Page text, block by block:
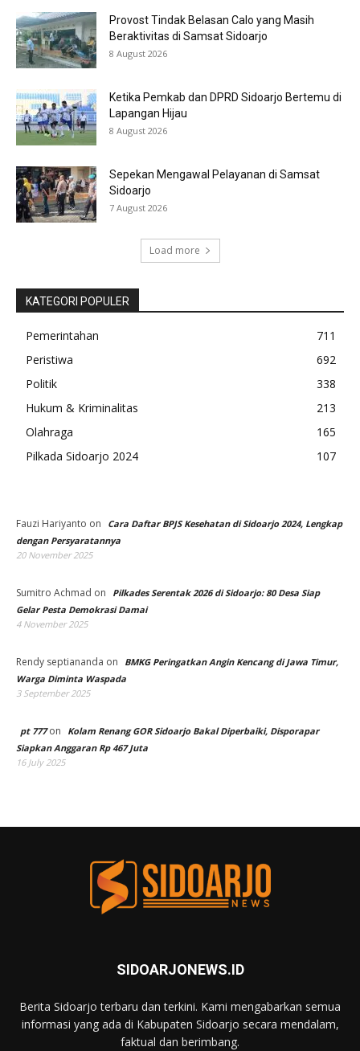
Provost Tindak Belasan Calo yang Masih
Beraktivitas di Samsat Sidoarjo
8 August 2026
Ketika Pemkab dan DPRD Sidoarjo Bertemu di
Lapangan Hijau
8 August 2026
Sepekan Mengawal Pelayanan di Samsat
Sidoarjo
7 August 2026
Load more
KATEGORI POPULER
Pemerintahan
711
Peristiwa
692
Politik
338
Hukum & Kriminalitas
213
Olahraga
165
Pilkada Sidoarjo 2024
107
Fauzi Hariyanto on
Cara Daftar BPJS Kesehatan di Sidoarjo 2024, Lengkap
dengan Persyaratannya
20 November 2025
Sumitro Achmad on
Pilkades Serentak 2026 di Sidoarjo: 80 Desa Siap
Gelar Pesta Demokrasi Damai
4 November 2025
Rendy septiananda on
BMKG Peringatkan Angin Kencang di Jawa Timur,
Warga Diminta Waspada
3 September 2025
pt 777on
Kolam Renang GOR Sidoarjo Bakal Diperbaiki, Disporapar
Siapkan Anggaran Rp 467 Juta
16 July 2025
SIDOARJONEWS.ID
Berita Sidoarjo terbaru dan terkini. Kami mengabarkan semua
informasi yang ada di Kabupaten Sidoarjo secara mendalam,
faktual dan berimbang.